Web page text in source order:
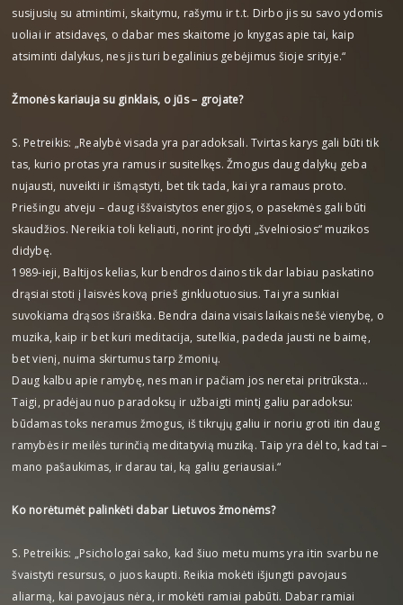
susijusių su atmintimi, skaitymu, rašymu ir t.t. Dirbo jis su savo ydomis
uoliai ir atsidavęs, o dabar mes skaitome jo knygas apie tai, kaip
atsiminti dalykus, nes jis turi begalinius gebėjimus šioje srityje.“
Žmonės kariauja su ginklais, o jūs – grojate?
S. Petreikis: „Realybė visada yra paradoksali. Tvirtas karys gali būti tik
tas, kurio protas yra ramus ir susitelkęs. Žmogus daug dalykų geba
nujausti, nuveikti ir išmąstyti, bet tik tada, kai yra ramaus proto.
Priešingu atveju – daug iššvaistytos energijos, o pasekmės gali būti
skaudžios. Nereikia toli keliauti, norint įrodyti „švelniosios“ muzikos
didybę.
1989-ieji, Baltijos kelias, kur bendros dainos tik dar labiau paskatino
drąsiai stoti į laisvės kovą prieš ginkluotuosius. Tai yra sunkiai
suvokiama drąsos išraiška. Bendra daina visais laikais nešė vienybę, o
muzika, kaip ir bet kuri meditacija, sutelkia, padeda jausti ne baimę,
bet vienį, nuima skirtumus tarp žmonių.
Daug kalbu apie ramybę, nes man ir pačiam jos neretai pritrūksta...
Taigi, pradėjau nuo paradoksų ir užbaigti mintį galiu paradoksu:
būdamas toks neramus žmogus, iš tikrųjų galiu ir noriu groti itin daug
ramybės ir meilės turinčią meditatyvią muziką. Taip yra dėl to, kad tai –
mano pašaukimas, ir darau tai, ką galiu geriausiai.“
Ko norėtumėt palinkėti dabar Lietuvos žmonėms?
S. Petreikis: „Psichologai sako, kad šiuo metu mums yra itin svarbu ne
švaistyti resursus, o juos kaupti. Reikia mokėti išjungti pavojaus
aliarmą, kai pavojaus nėra, ir mokėti ramiai pabūti. Dabar ramiai